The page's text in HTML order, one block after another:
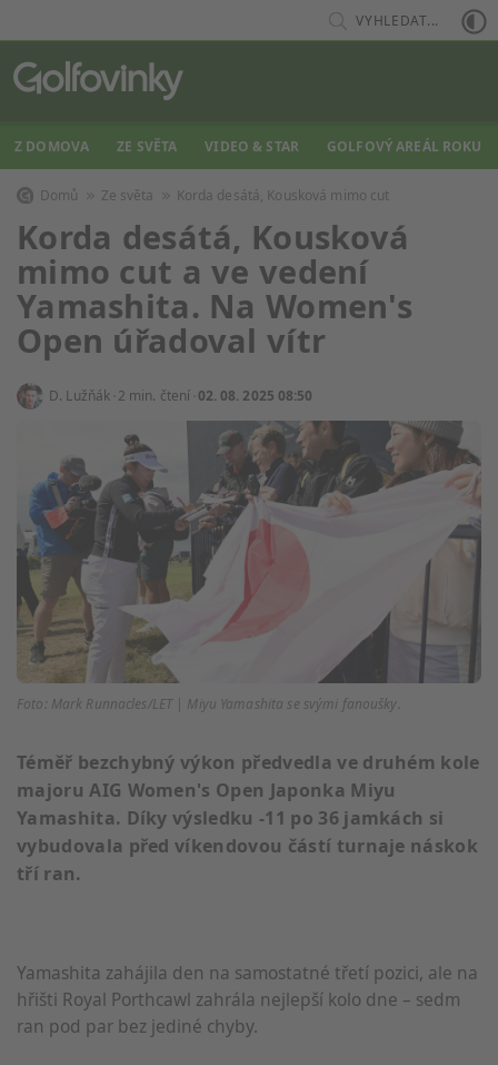
VYHLEDAT...
Z DOMOVA ZE SVĚTA VIDEO & STAR GOLFOVÝ AREÁL ROKU
Domů Ze světa Korda desátá, Kousková mimo cut
Korda desátá, Kousková
mimo cut a ve vedení
Yamashita. Na Women's
Open úřadoval vítr
D. Lužňák 2 min. čtení 02. 08. 2025 08:50
Foto: Mark Runnacles/LET | Miyu Yamashita se svými fanoušky.
Téměř bezchybný výkon předvedla ve druhém kole
majoru AIG Women's Open Japonka Miyu
Yamashita. Díky výsledku -11 po 36 jamkách si
vybudovala před víkendovou částí turnaje náskok
tří ran.
Yamashita zahájila den na samostatné třetí pozici, ale na
hřišti Royal Porthcawl zahrála nejlepší kolo dne – sedm
ran pod par bez jediné chyby.